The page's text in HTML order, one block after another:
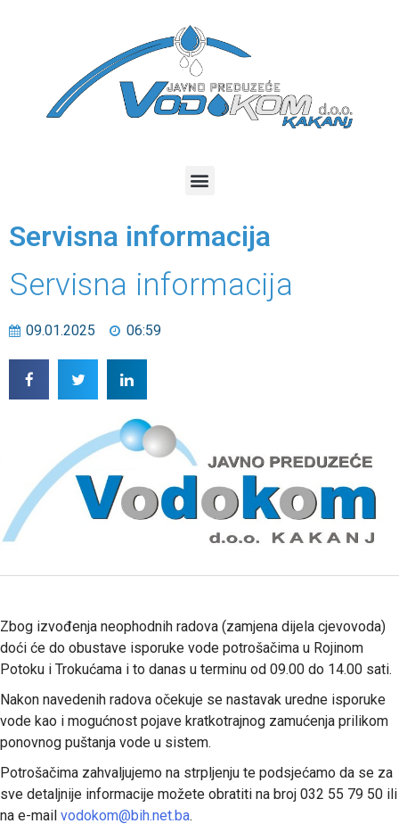
Servisna informacija
Servisna informacija
09.01.2025 06:59
Zbog izvođenja neophodnih radova (zamjena dijela cjevovoda)
doći će do obustave isporuke vode potrošačima u Rojinom
Potoku i Trokućama i to danas u terminu od 09.00 do 14.00 sati.
Nakon navedenih radova očekuje se nastavak uredne isporuke
vode kao i mogućnost pojave kratkotrajnog zamućenja prilikom
ponovnog puštanja vode u sistem.
Potrošačima zahvaljujemo na strpljenju te podsjećamo da se za
sve detaljnije informacije možete obratiti na broj 032 55 79 50 ili
na e-mail vodokom@bih.net.ba.